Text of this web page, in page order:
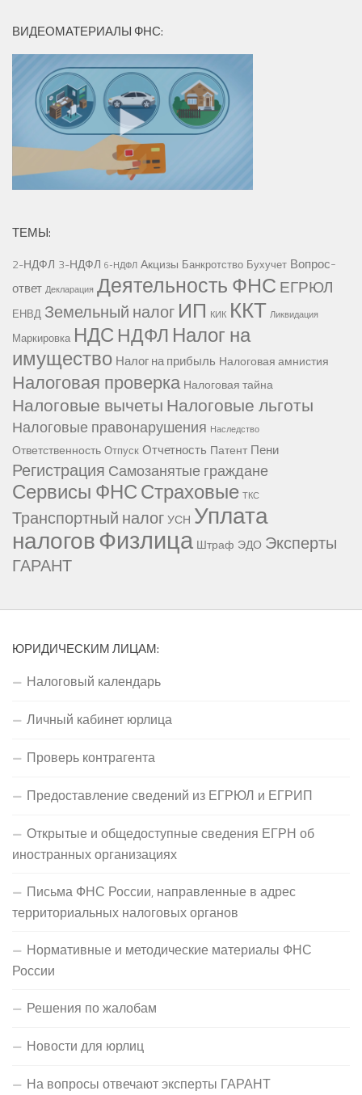
ВИДЕОМАТЕРИАЛЫ ФНС:
ТЕМЫ:
2-НДФЛ 3-НДФЛ 6-НДФЛ Акцизы Банкротство Бухучет Вопрос-
ответ Декларация Деятельность ФНС ЕГРЮЛ
ЕНВД Земельный налог ИП КИК ККТ Ликвидация
Маркировка НДС НДФЛ Налог на
имущество Налог на прибыль Налоговая амнистия
Налоговая проверка Налоговая тайна
Налоговые вычетыНалоговые льготы
Налоговые правонарушения Наследство
Ответственность Отпуск Отчетность Патент Пени
Регистрация Самозанятые граждане
Сервисы ФНССтраховые ТКС
Транспортный налогУСН Уплата
налоговФизлица Штраф ЭДО Эксперты
ГАРАНТ
ЮРИДИЧЕСКИМ ЛИЦАМ:
Налоговый календарь
Личный кабинет юрлица
Проверь контрагента
Предоставление сведений из ЕГРЮЛ и ЕГРИП
Открытые и общедоступные сведения ЕГРН об
иностранных организациях
Письма ФНС России, направленные в адрес
территориальных налоговых органов
Нормативные и методические материалы ФНС
России
Решения по жалобам
Новости для юрлиц
На вопросы отвечают эксперты ГАРАНТ